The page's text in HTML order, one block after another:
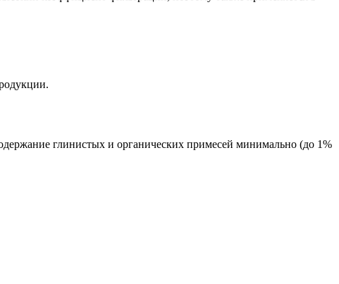
глинистых и органических примесей минимально (до 1%